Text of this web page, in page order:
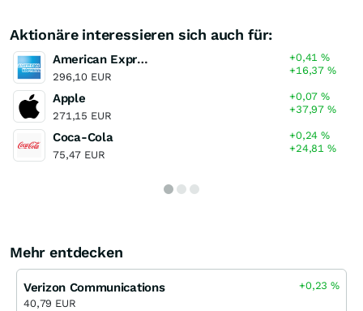
Aktionäre interessieren sich auch für:
American Express
296,10 EUR
+0,41%
+16,37%
Apple
271,15 EUR
+0,07%
+37,97%
Coca-Cola
75,47 EUR
+0,24%
+24,81%
Mehr entdecken
Verizon Communications
40,79 EUR
+0,23%